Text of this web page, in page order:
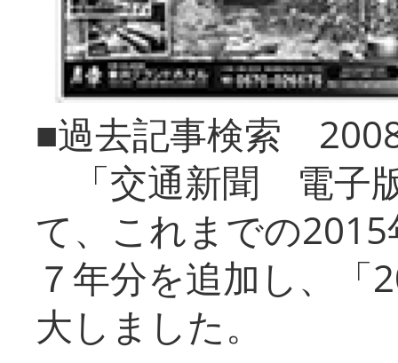
■過去記事検索
「交通新聞 電子
て、これまでの
７年分を追加し、「
大しまし